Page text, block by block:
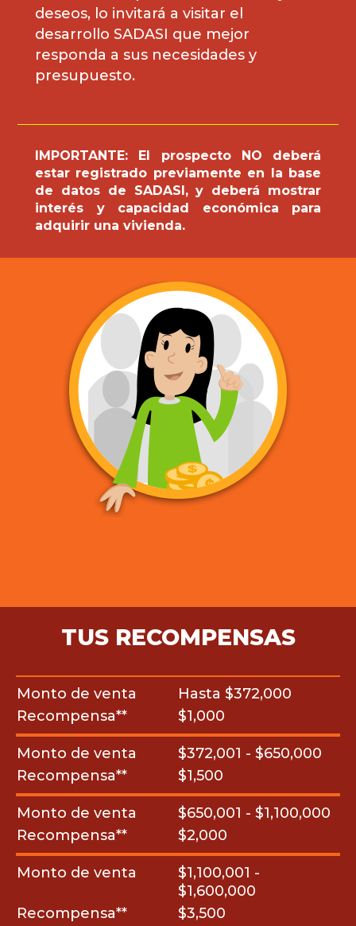
deseos, lo invitará a visitar el
desarrollo SADASI que mejor
responda a sus necesidades y
presupuesto.
IMPORTANTE: El prospecto NO deberá
estar registrado previamente en la base
de datos de SADASI, y deberá mostrar
interés y capacidad económica para
adquirir una vivienda.
TUS RECOMPENSAS
Monto de venta
Hasta $372,000
Recompensa**
$1,000
Monto de venta
$372,001 - $650,000
Recompensa**
$1,500
Monto de venta
$650,001 - $1,100,000
Recompensa**
$2,000
Monto de venta
$1,100,001 -
$1,600,000
Recompensa**
$3,500